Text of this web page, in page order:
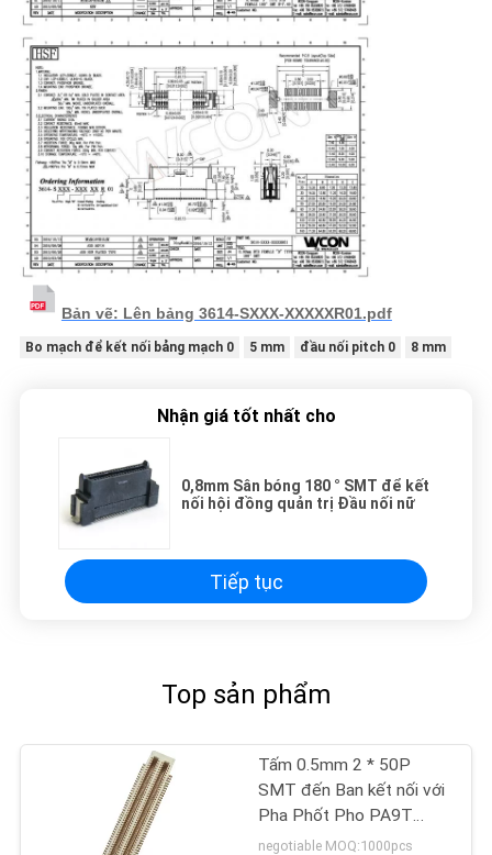
Bản vẽ: Lên bảng 3614-SXXX-XXXXXR01.pdf
Bo mạch để kết nối bảng mạch 0 5 mm đầu nối pitch 0 8 mm
Nhận giá tốt nhất cho
0,8mm Sân bóng 180 ° SMT để kết
nối hội đồng quản trị Đầu nối nữ
Tiếp tục
Top sản phẩm
Tấm 0.5mm 2 * 50P
SMT đến Ban kết nối với
Pha Phốt Pho PA9T
Đồng Vàng Flash
negotiable MOQ:1000pcs